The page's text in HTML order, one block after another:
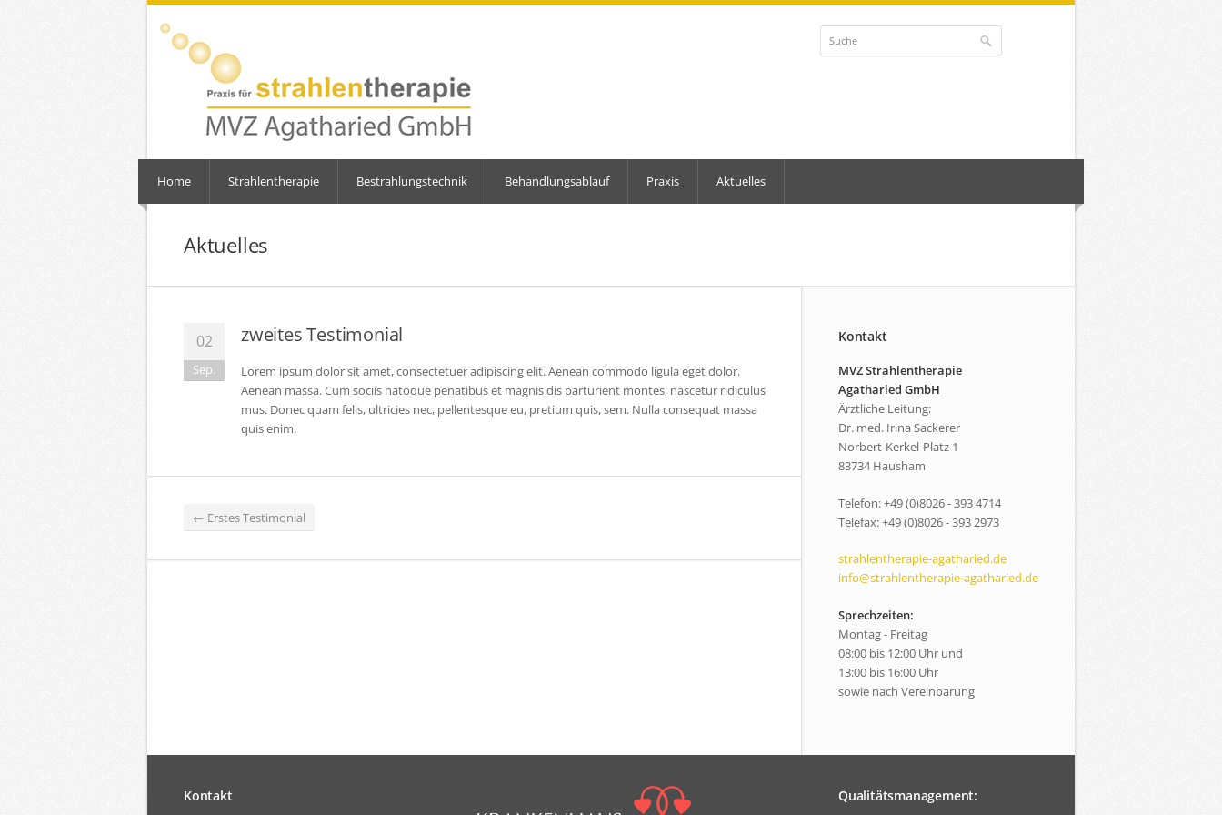
Home Strahlentherapie Bestrahlungstechnik Behandlungsablauf Praxis Aktuelles
Aktuelles
02
Sep.
zweites Testimonial
Lorem ipsum dolor sit amet, consectetuer adipiscing elit. Aenean commodo ligula eget dolor.
Aenean massa. Cum sociis natoque penatibus et magnis dis parturient montes, nascetur ridiculus
mus. Donec quam felis, ultricies nec, pellentesque eu, pretium quis, sem. Nulla consequat massa
quis enim.
← Erstes Testimonial
Kontakt
MVZ Strahlentherapie
Agatharied GmbH
Ärztliche Leitung:
Dr. med. Irina Sackerer
Norbert-Kerkel-Platz 1
83734 Hausham
Telefon: +49 (0)8026 - 393 4714
Telefax: +49 (0)8026 - 393 2973
strahlentherapie-agatharied.de
info@strahlentherapie-agatharied.de
Sprechzeiten:
Montag - Freitag
08:00 bis 12:00 Uhr und
13:00 bis 16:00 Uhr
sowie nach Vereinbarung
Kontakt Qualitätsmanagement: